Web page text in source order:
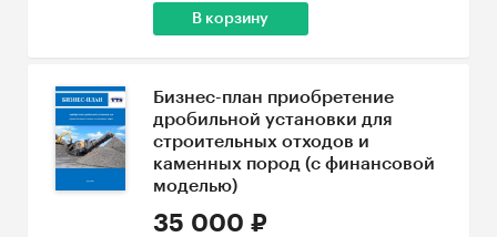
В корзину
Бизнес-план приобретение
дробильной установки для
строительных отходов и
каменных пород (с финансовой
моделью)
35 000 ₽